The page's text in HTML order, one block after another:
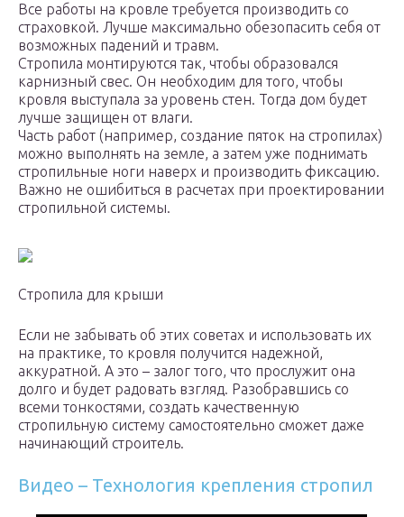
Все работы на кровле требуется производить со
страховкой. Лучше максимально обезопасить себя от
возможных падений и травм.
Стропила монтируются так, чтобы образовался
карнизный свес. Он необходим для того, чтобы
кровля выступала за уровень стен. Тогда дом будет
лучше защищен от влаги.
Часть работ (например, создание пяток на стропилах)
можно выполнять на земле, а затем уже поднимать
стропильные ноги наверх и производить фиксацию.
Важно не ошибиться в расчетах при проектировании
стропильной системы.
Стропила для крыши
Если не забывать об этих советах и использовать их
на практике, то кровля получится надежной,
аккуратной. А это – залог того, что прослужит она
долго и будет радовать взгляд. Разобравшись со
всеми тонкостями, создать качественную
стропильную систему самостоятельно сможет даже
начинающий строитель.
Видео – Технология крепления стропил